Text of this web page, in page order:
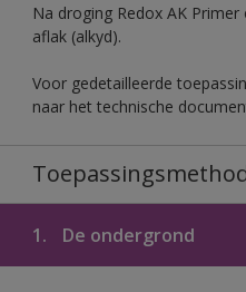
Na droging Redox AK
aflak (alkyd).
Voor gedetailleerde
naar het technische
1. De ondergrond